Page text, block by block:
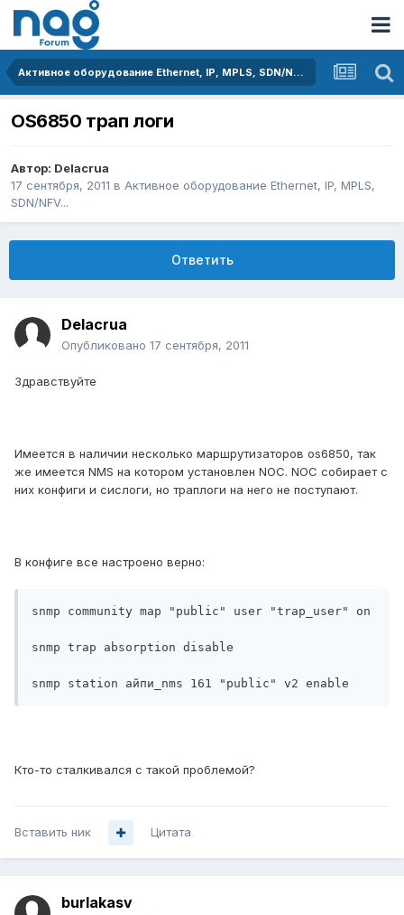
Активное оборудование Ethernet, IP, MPLS, SDN/NFV...
OS6850 трап логи
Автор: Delacrua
17 сентября, 2011 в Активное оборудование Ethernet, IP, MPLS,
SDN/NFV...
Ответить
Delacrua
Опубликовано 17 сентября, 2011
Здравствуйте
Имеется в наличии несколько маршрутизаторов os6850, так
же имеется NMS на котором установлен NOC. NOC собирает с
них конфиги и сислоги, но траплоги на него не поступают.
В конфиге все настроено верно:
snmp community map "public" user "trap_user" on
snmp trap absorption disable
snmp station айпи_nms 161 "public" v2 enable
Кто-то сталкивался с такой проблемой?
Вставить ник Цитата
burlakasv